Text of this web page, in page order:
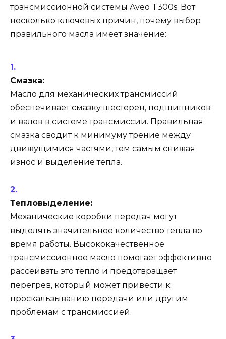
трансмиссионной системы Aveo T300s. Вот
несколько ключевых причин, почему выбор
правильного масла имеет значение:
Смазка:
Масло для механических трансмиссий
обеспечивает смазку шестерен, подшипников
и валов в системе трансмиссии. Правильная
смазка сводит к минимуму трение между
движущимися частями, тем самым снижая
износ и выделение тепла.
Тепловыделение:
Механические коробки передач могут
выделять значительное количество тепла во
время работы. Высококачественное
трансмиссионное масло помогает эффективно
рассеивать это тепло и предотвращает
перегрев, который может привести к
проскальзыванию передачи или другим
проблемам с трансмиссией.